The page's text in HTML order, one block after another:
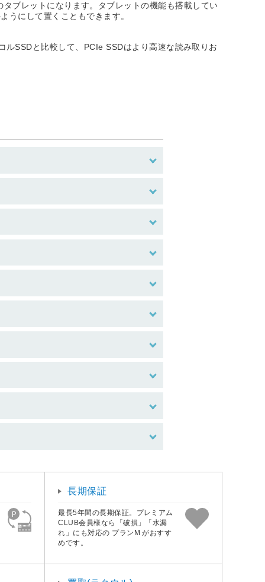
ブレットになります。タブレットの機能も搭載してい
うにして置くこともできます。
SSDと比較して、PCIe SSDはより高速な読み取りお
長期保証
最長5年間の長期保証。プレミアム
CLUB会員様なら「破損」「水漏
れ」にも対応の プランM がおすす
めです。